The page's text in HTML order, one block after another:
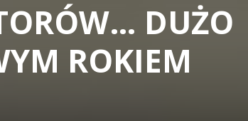
DUŻO
ROKIEM